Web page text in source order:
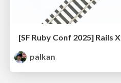
[SF Ruby Conf 2025] Rails X
palkan